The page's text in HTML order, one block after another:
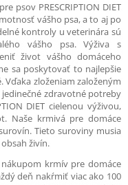
psov PRESCRIPTION DIET
vášho psa, a to aj po
kontroly u veterinára sú
vášho psa. Výživa s
život vášho domáceho
sa poskytovať to najlepšie
zloženiam založeným
zdravotné potreby
DIET cielenou výživou,
Naše krmivá pre domáce
Tieto suroviny musia
živín.
krmív pre domáce
deň nakŕmiť viac ako 100